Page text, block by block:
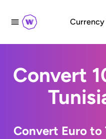
Convert
Convert Euro to